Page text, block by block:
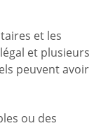
et les
et plusieurs
peuvent avoir
ou des